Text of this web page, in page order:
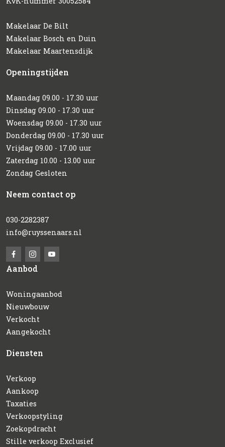
Makelaar De Bilt
Makelaar Bosch en Duin
Makelaar Maartensdijk
Openingstijden
Maandag 09.00 - 17.30 uur
Dinsdag 09.00 - 17.30 uur
Woensdag 09.00 - 17.30 uur
Donderdag 09.00 - 17.30 uur
Vrijdag 09.00 - 17.00 uur
Zaterdag 10.00 - 13.00 uur
Zondag Gesloten
Neem contact op
030-2282387
info@ruyssenaars.nl
Aanbod
Woningaanbod
Nieuwbouw
Verkocht
Aangekocht
Diensten
Verkoop
Aankoop
Taxaties
Verkoopstyling
Zoekopdracht
Stille verkoop Exclusief